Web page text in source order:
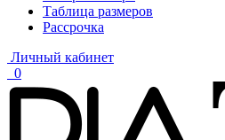
Таблица размеров
Рассрочка
Личный кабинет
0